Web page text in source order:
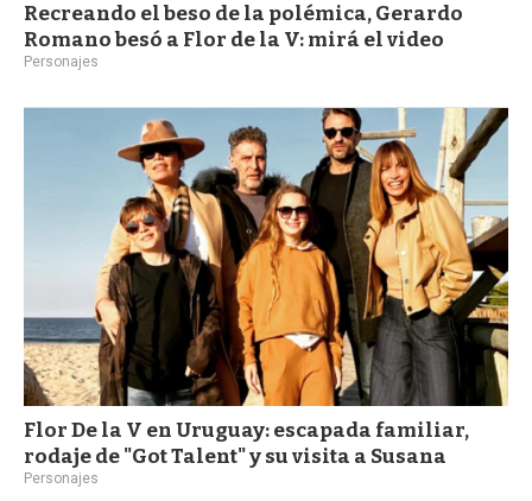
Recreando el beso de la polémica, Gerardo
Romano besó a Flor de la V: mirá el video
Personajes
Flor De la V en Uruguay: escapada familiar,
rodaje de "Got Talent" y su visita a Susana
Personajes